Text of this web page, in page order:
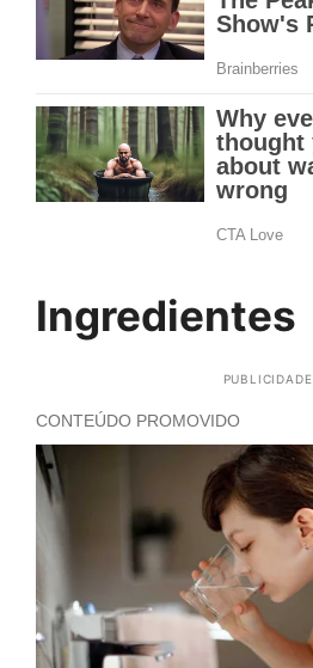
Ingredientes
PUBLICIDADE